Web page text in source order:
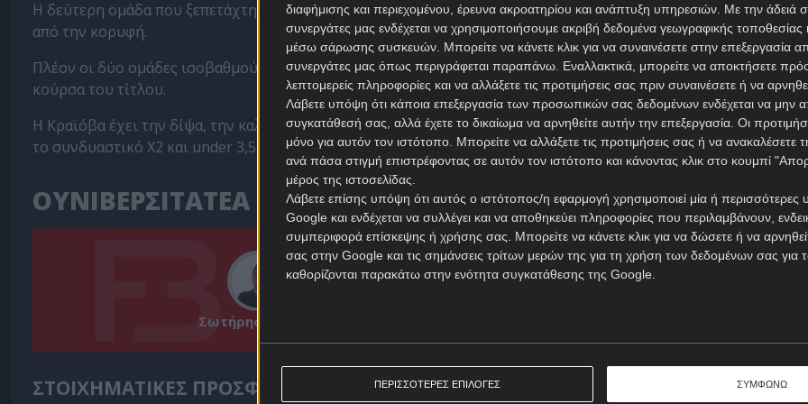
διαφήμισης και περιεχομένου, έρευνα ακροατηρίου και ανάπτυξη υπηρεσιών. Με την άδειά
συνεργάτες μας ενδέχεται να χρησιμοποιήσουμε ακριβή δεδομένα γεωγραφικής τοποθεσίας
μέσω σάρωσης συσκευών. Μπορείτε να κάνετε κλικ για να συναινέσετε στην επεξεργασία
συνεργάτες μας όπως περιγράφεται παραπάνω. Εναλλακτικά, μπορείτε να αποκτήσετε
λεπτομερείς πληροφορίες και να αλλάξετε τις προτιμήσεις σας πριν συναινέσετε ή να
Λάβετε υπόψη ότι κάποια επεξεργασία των προσωπικών σας δεδομένων ενδέχεται να μην
συγκατάθεσή σας, αλλά έχετε το δικαίωμα να αρνηθείτε αυτήν την επεξεργασία. Οι
μόνο για αυτόν τον ιστότοπο. Μπορείτε να αλλάξετε τις προτιμήσεις σας ή να ανακαλέσετε
ανά πάσα στιγμή επιστρέφοντας σε αυτόν τον ιστότοπο και κάνοντας κλικ στο κουμπί
μέρος της ιστοσελίδας.
Λάβετε επίσης υπόψη ότι αυτός ο ιστότοπος/η εφαρμογή χρησιμοποιεί μία ή περισσότερες
Google και ενδέχεται να συλλέγει και να αποθηκεύει πληροφορίες που περιλαμβάνουν,
συμπεριφορά επίσκεψης ή χρήσης σας. Μπορείτε να κάνετε κλικ για να δώσετε ή να
σας στην Google και τις σημάνσεις τρίτων μερών της για τη χρήση των δεδομένων σας
καθορίζονται παρακάτω στην ενότητα συγκατάθεσης της Google.
ΠΕΡΙΣΣΟΤΕΡΕΣ ΕΠΙΛΟΓΕΣ ΣΥΜΦΩΝΩ
Η δεύτερη ομάδα που ξεπετάχτηκε ξαφνικά είναι η Ουνιβερσιτάτεα Κραϊόβα, που στην κανονική διάρκεια
από την κορυφή.
Πλέον οι δύο ομάδες ισοβαθμούν στους 36 βαθμούς και το μεταξύ τους ντέρμπι θα κρίνει ποιος θα πάρει
κούρσα του τίτλου.
Η Κραϊόβα έχει την δίψα, την καλύτερη ομάδα, το σθένος και τους καλύτερους παίκτες εδώ. Στοστοίχημα
το συνδυαστικό Χ2 και under 3,5 γκολ που προσφέρεται στο 1,78 από τηνStoiximan.
ΟΥΝΙΒΕΡΣΙΤΑΤΕΑ ΚΛΟΥΖ - ΟΥΝ. ΚΡΑΙΟΒΑ ΠΡΟΓΝΩΣΤΙΚΑ
Σωτήρης Μήλιος
Ώρα έναρξης: 21:30 Ρουμανία
ΕΚΤΙΜΗΣΗ: X2 & Under 3,5
ΣΤΟΙΧΗΜΑΤΙΚΕΣ ΠΡΟΣΦΟΡΕΣ *